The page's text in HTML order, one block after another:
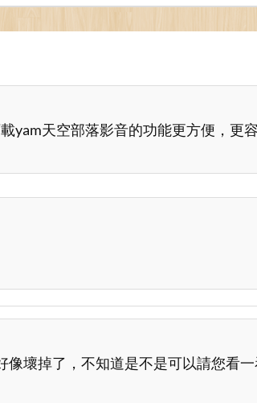
{
yam天空部落影音的功能更方便，更
壞掉了，不知道是不是可以請您看一